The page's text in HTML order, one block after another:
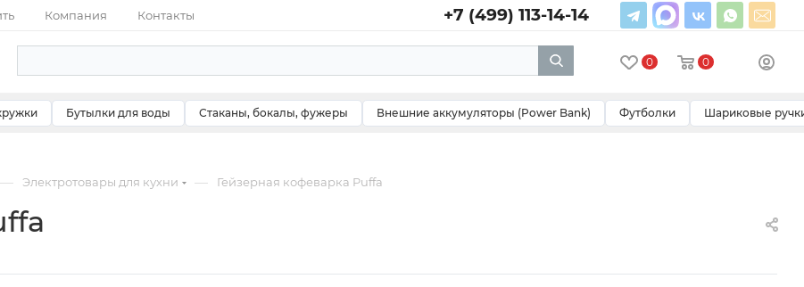
Компания Контакты +7 (499) 113-14-14
0 0
Бутылки для воды Стаканы, бокалы, фужеры Внешние аккумуляторы (Power Bank) Футболки Шариковые
— Электротовары для кухни — Гейзерная кофеварка Puffa